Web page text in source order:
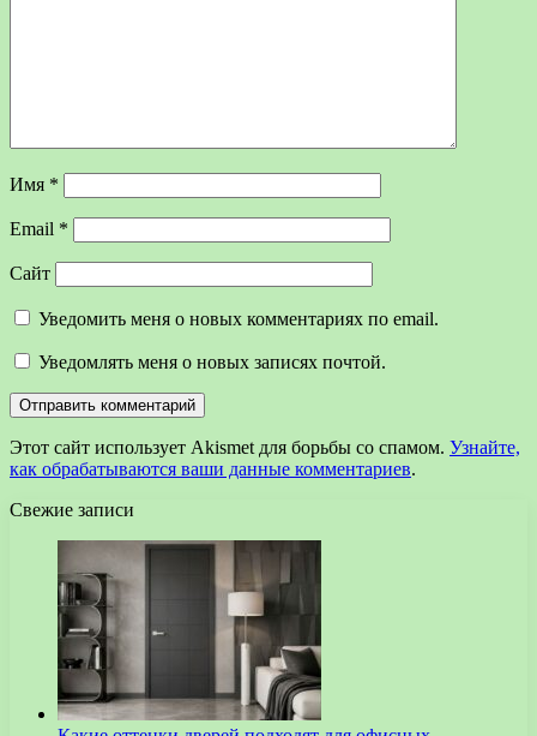
Имя *
Email *
Сайт
Уведомить меня о новых комментариях по email.
Уведомлять меня о новых записях почтой.
Этот сайт использует Akismet для борьбы со спамом. Узнайте,
как обрабатываются ваши данные комментариев.
Свежие записи